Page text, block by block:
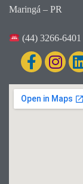
Maringá – PR
(44) 3266-6401